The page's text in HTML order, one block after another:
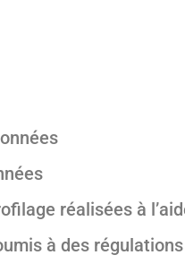
réalisées à
à des